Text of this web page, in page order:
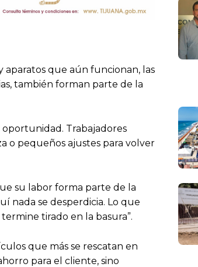
aparatos que aún funcionan, las
también forman parte de la
Trabajadores
o pequeños ajustes para volver
su labor forma parte de la
nada se desperdicia. Lo que
tirado en la basura”.
que más se rescatan en
para el cliente, sino